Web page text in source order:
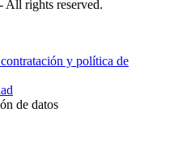
- All rights reserved.
y política de
de datos